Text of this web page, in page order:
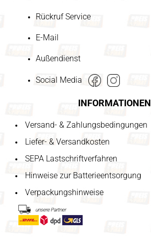
Rückruf Service
E-Mail
Außendienst
Social Media
INFORMATIONEN
Versand- & Zahlungsbedingungen
Liefer- & Versandkosten
SEPA Lastschriftverfahren
Hinweise zur Batterieentsorgung
Verpackungshinweise
unsere Partner